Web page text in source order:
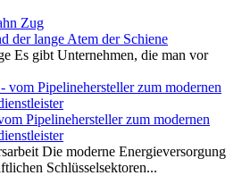
der lange Atem der Schiene
Es gibt Unternehmen, die man vor
Pipelinehersteller zum modernen
Die moderne Energieversorgung
Schlüsselsektoren...